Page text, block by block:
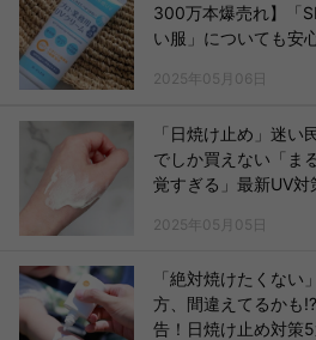
300万本爆売れ】「
い服」についても安
2025年05月06日
「日焼け止め」迷い
でしか買えない「ま
覚すぎる」最新UV対
2025年05月05日
「絶対焼けたくない
方、間違えてるかも
告！日焼け止め対策5